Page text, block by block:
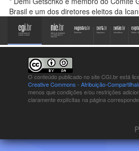
Brasil e um dos diretores eleitos da
O conteúdo publicado no site CGI.br está
Creative Commons - Atribuição-
menos que condições e/ou restrições
claramente explícitas na página